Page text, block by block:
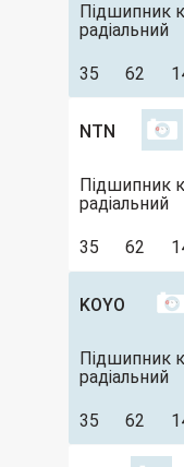
Підшипник
радіальний
35 62
NTN
Підшипник
радіальний
35 62
KOYO
Підшипник
радіальний
35 62